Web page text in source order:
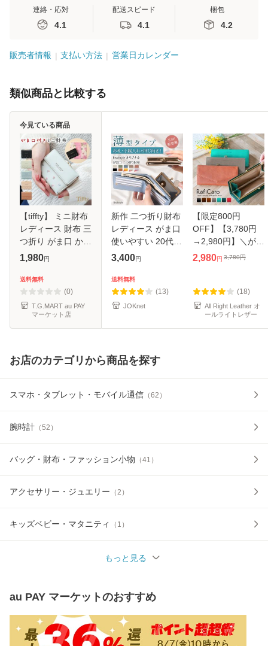
連絡・応対
4.1
配送スピード
4.1
梱包
4.2
販売者情報 支払い方法 営業日カレンダー
類似商品と比較する
【tiffty】 ミニ財布
レディース 財布 三
つ折り がま口 かわ
いい ICカード 小さ
女の子 コンパクト
カード入れ 多い
1,980円
送料無料
(0)
T.G.MART au PAY
マーケット店
今見ている商品
新作 二つ折り財布
レディース がま口
使いやすい 20代
40代 50代 財布 横
薄い 薄型 小銭入れ
ミニ財布 コインケ
ース
3,400円
送料無料
(13)
JOKnet
【限定800円
OFF】【3,780円
→2,980円】＼がま
ぐち財布月間ラン
たくさん入るがま
口 長財布 カード収
納×16
2,980円 3,780円
(18)
All Right Leather オ
ールライトレザー
お店のカテゴリから商品を探す
スマホ・タブレット・モバイル通信 （62 ）
腕時計 （52 ）
バッグ・財布・ファッション小物 （41 ）
アクセサリー・ジュエリー （2 ）
キッズベビー・マタニティ （ 1 ）
もっと見る
au PAY マーケットのおすすめ